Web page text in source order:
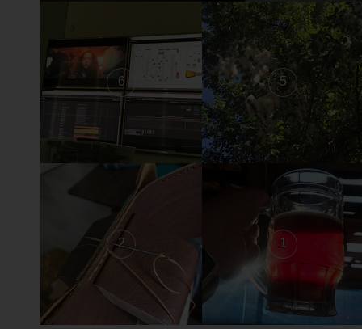
6 5
2 1